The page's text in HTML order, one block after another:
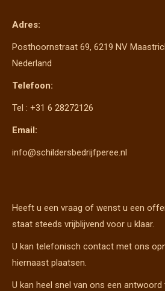
Adres:
Posthoornstraat 69, 6219 NV
Nederland
Telefoon:
Tel : +31 6 28272126
Email:
info@schildersbedrijfperee.nl
Heeft u een vraag of wenst u een
staat steeds vrijblijvend voor u klaar.
U kan telefonisch contact met ons
hiernaast plaatsen.
U kan heel snel van ons een